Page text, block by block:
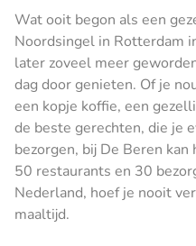
Wat ooit begon als een
Noordsingel in Rotterdam
later zoveel meer
dag door genieten. Of je
een kopje koffie, een
de beste gerechten, die je
bezorgen, bij De Beren
50 restaurants en 30
Nederland, hoef je nooit
maaltijd.